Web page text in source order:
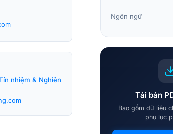
nhiệm & Nghiên
Ngôn ngữ
Tải bản
Bao gồm dữ liệu
phụ lục